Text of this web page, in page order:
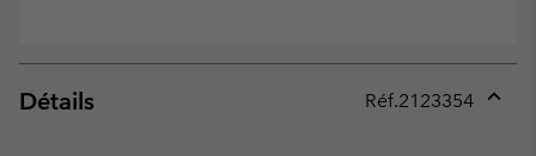
Détails Réf.2123354